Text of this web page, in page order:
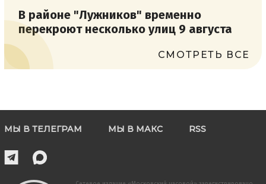
В районе "Лужников" временно
перекроют несколько улиц 9 августа
СМОТРЕТЬ ВСЕ
МЫ В ТЕЛЕГРАМ МЫ В МАКС RSS